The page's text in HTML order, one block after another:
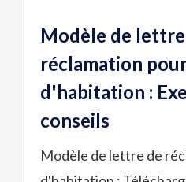
Modèle de
réclamation
d'habitation :
conseils
Modèle de lettre de